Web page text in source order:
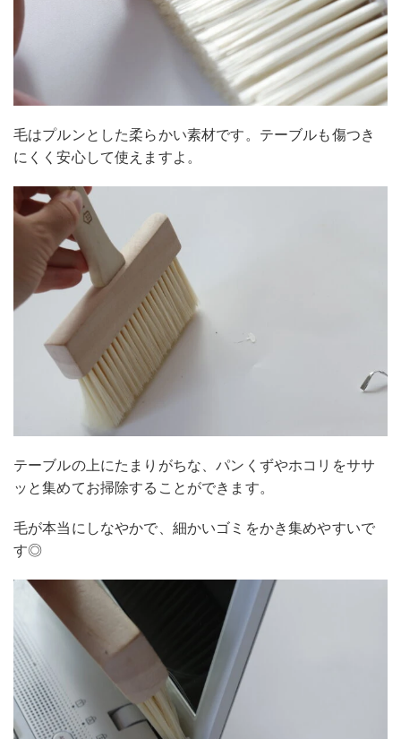
毛はプルンとした柔らかい素材です。テーブルも傷つき
にくく安心して使えますよ。
テーブルの上にたまりがちな、パンくずやホコリをササ
ッと集めてお掃除することができます。
毛が本当にしなやかで、細かいゴミをかき集めやすいで
す◎